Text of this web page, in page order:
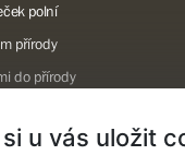
polní
přírody
do přírody
záštitou České komise pro
u vás uložit